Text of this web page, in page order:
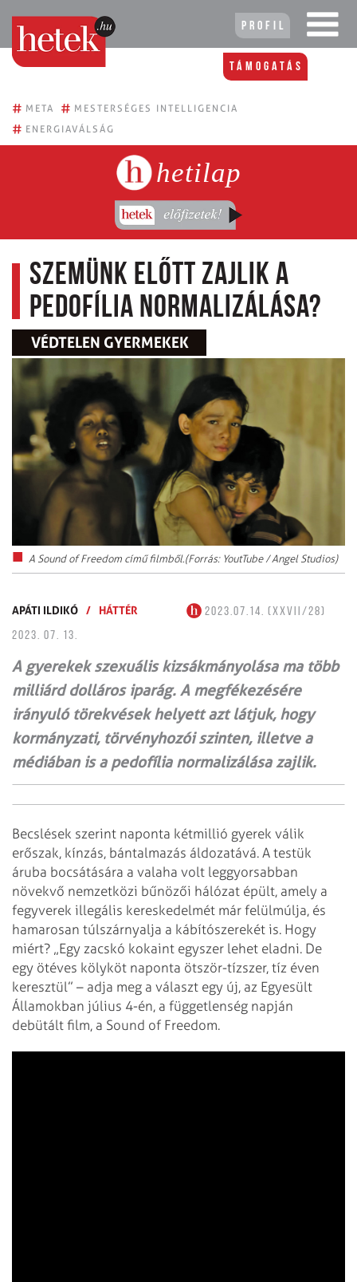
Profil
Támogatás
# META # MESTERSÉGES INTELLIGENCIA
# ENERGIAVÁLSÁG
hetilap
Szemünk előtt zajlik a
pedofília normalizálása?
VÉDTELEN GYERMEKEK
A Sound of Freedom című filmből.(Forrás: YoutTube / Angel Studios)
APÁTI ILDIKÓ / HÁTTÉR
2023.07.14. (XXVII/28)
2023. 07. 13.
A gyerekek szexuális kizsákmányolása ma több
milliárd dolláros iparág. A megfékezésére
irányuló törekvések helyett azt látjuk, hogy
kormányzati, törvényhozói szinten, illetve a
médiában is a pedofília normalizálása zajlik.
Becslések szerint naponta kétmillió gyerek válik
erőszak, kínzás, bántalmazás áldozatává. A testük
áruba bocsátására a valaha volt leggyorsabban
növekvő nemzetközi bűnözői hálózat épült, amely a
fegyverek illegális kereskedelmét már felülmúlja, és
hamarosan túlszárnyalja a kábítószerekét is. Hogy
miért? „Egy zacskó kokaint egyszer lehet eladni. De
egy öt­éves kölyköt naponta ötször-tízszer, tíz éven
keresztül” – adja meg a választ egy új, az Egyesült
Államokban július 4-én, a függetlenség napján
debütált film, a Sound of Freedom.